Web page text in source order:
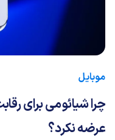
موبایل
چرا شیائومی برای
عرضه نکرد؟